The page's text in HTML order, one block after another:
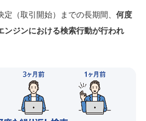
定（取引開始）までの長期間、 何度
ンジンにおける検索行動が行われ